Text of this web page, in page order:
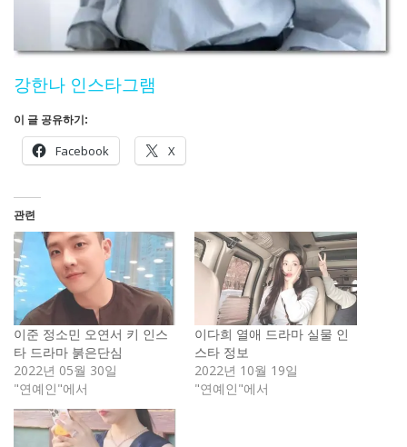
강한나 인스타그램
이 글 공유하기:
Facebook X
관련
이준 정소민 오연서 키 인스
타 드라마 붉은단심
2022년 05월 30일
"연예인"에서
이다희 열애 드라마 실물 인
스타 정보
2022년 10월 19일
"연예인"에서